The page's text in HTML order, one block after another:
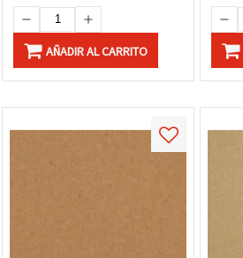
AÑADIR AL CARRITO